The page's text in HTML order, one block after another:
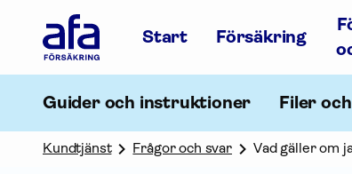
Försäkring
Gå
startsidan
Start Försäkring
Guider och instruktioner Filer
Kundtjänst Frågor och svar Vad gäller om